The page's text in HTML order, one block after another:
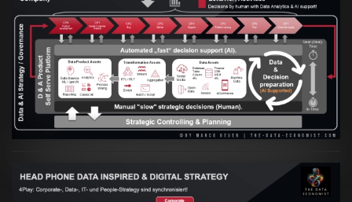
Artikel:Prozesse und Daten müssen Hand
in Hand gehen
VIEW